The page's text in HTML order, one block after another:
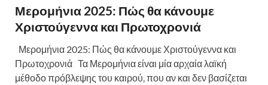
Μερομήνια 2025: Πώς θα κάνουμε
Χριστούγεννα και Πρωτοχρονιά
Μερομήνια 2025: Πώς θα κάνουμε Χριστούγεννα και
Πρωτοχρονιά Τα Μερομήνια είναι μία αρχαία λαϊκή
μέθοδο πρόβλεψης του καιρού, που αν και δεν βασίζεται